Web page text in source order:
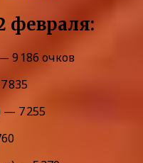
февраля:
9 186 очков
835
— 7 255